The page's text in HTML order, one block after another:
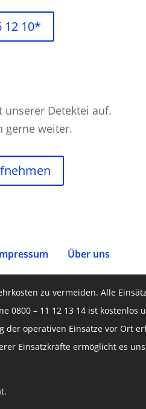
12 10*
unserer Detektei auf.
gerne weiter.
Über uns
zu vermeiden. Alle
0800 – 11 12 13 14 ist
operativen Einsätze vor Ort
Einsatzkräfte ermöglicht es